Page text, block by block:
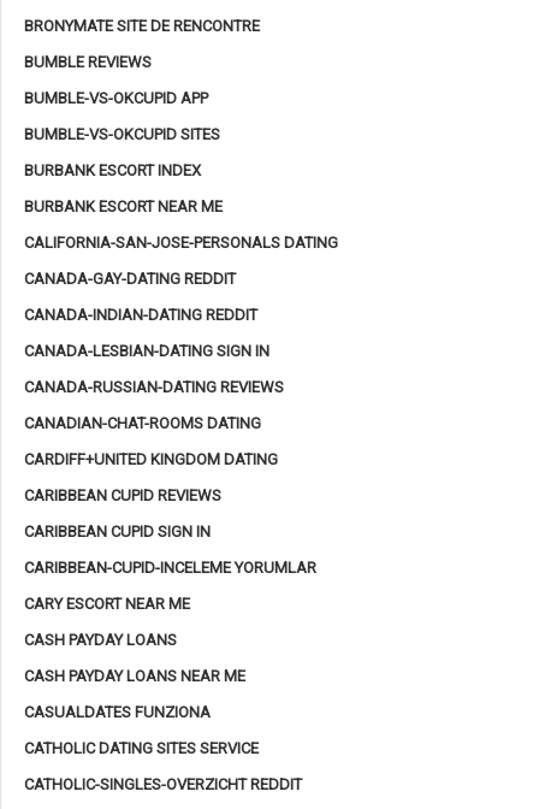
BRONYMATE SITE DE RENCONTRE
BUMBLE REVIEWS
BUMBLE-VS-OKCUPID APP
BUMBLE-VS-OKCUPID SITES
BURBANK ESCORT INDEX
BURBANK ESCORT NEAR ME
CALIFORNIA-SAN-JOSE-PERSONALS DATING
CANADA-GAY-DATING REDDIT
CANADA-INDIAN-DATING REDDIT
CANADA-LESBIAN-DATING SIGN IN
CANADA-RUSSIAN-DATING REVIEWS
CANADIAN-CHAT-ROOMS DATING
CARDIFF+UNITED KINGDOM DATING
CARIBBEAN CUPID REVIEWS
CARIBBEAN CUPID SIGN IN
CARIBBEAN-CUPID-INCELEME YORUMLAR
CARY ESCORT NEAR ME
CASH PAYDAY LOANS
CASH PAYDAY LOANS NEAR ME
CASUALDATES FUNZIONA
CATHOLIC DATING SITES SERVICE
CATHOLIC-SINGLES-OVERZICHT REDDIT